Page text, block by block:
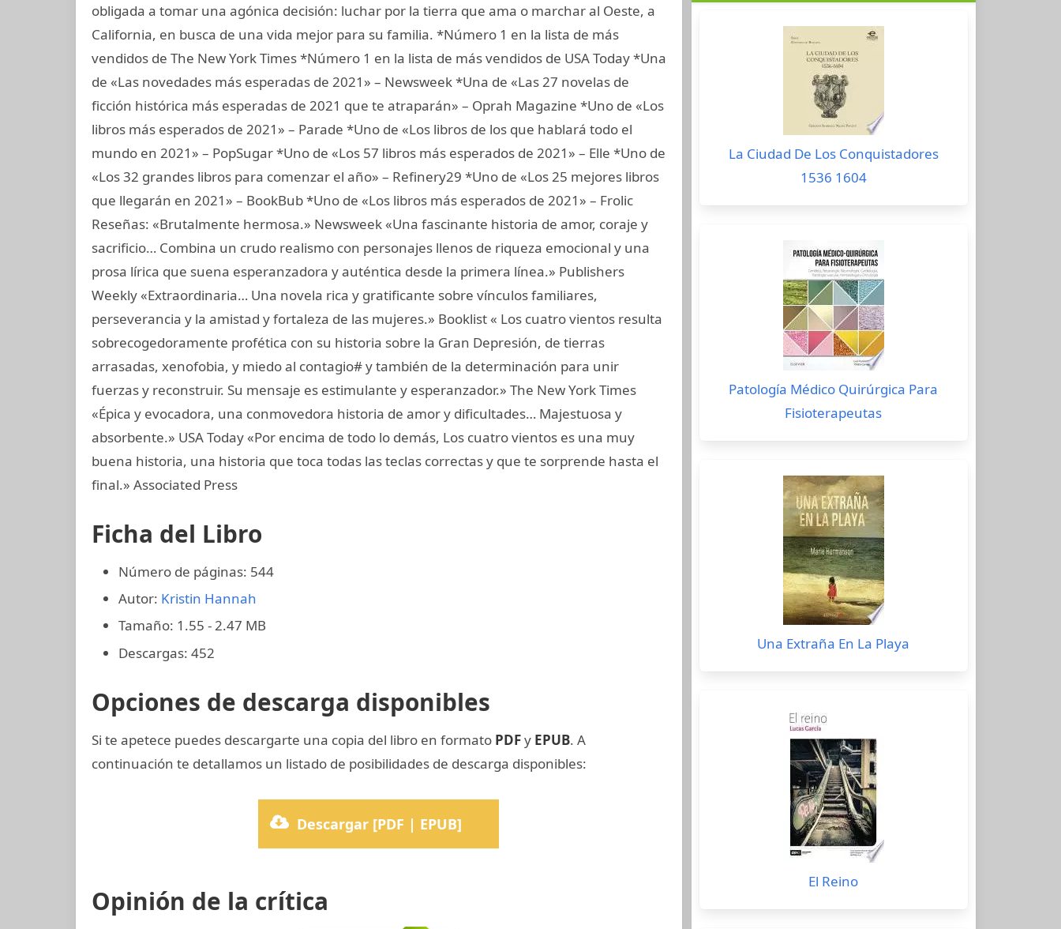
obligada a tomar una agónica decisión: luchar por la tierra que ama o marchar al Oeste, a
California, en busca de una vida mejor para su familia. *Número 1 en la lista de más
vendidos de The New York Times *Número 1 en la lista de más vendidos de USA Today *Una
de «Las novedades más esperadas de 2021» – Newsweek *Una de «Las 27 novelas de
ficción histórica más esperadas de 2021 que te atraparán» – Oprah Magazine *Uno de «Los
libros más esperados de 2021» – Parade *Uno de «Los libros de los que hablará todo el
mundo en 2021» – PopSugar *Uno de «Los 57 libros más esperados de 2021» – Elle *Uno de
«Los 32 grandes libros para comenzar el año» – Refinery29 *Uno de «Los 25 mejores libros
que llegarán en 2021» – BookBub *Uno de «Los libros más esperados de 2021» – Frolic
Reseñas: «Brutalmente hermosa.» Newsweek «Una fascinante historia de amor, coraje y
sacrificio… Combina un crudo realismo con personajes llenos de riqueza emocional y una
prosa lírica que suena esperanzadora y auténtica desde la primera línea.» Publishers
Weekly «Extraordinaria… Una novela rica y gratificante sobre vínculos familiares,
perseverancia y la amistad y fortaleza de las mujeres.» Booklist « Los cuatro vientos resulta
sobrecogedoramente profética con su historia sobre la Gran Depresión, de tierras
arrasadas, xenofobia, y miedo al contagio# y también de la determinación para unir
fuerzas y reconstruir. Su mensaje es estimulante y esperanzador.» The New York Times
«Épica y evocadora, una conmovedora historia de amor y dificultades… Majestuosa y
absorbente.» USA Today «Por encima de todo lo demás, Los cuatro vientos es una muy
buena historia, una historia que toca todas las teclas correctas y que te sorprende hasta el
final.» Associated Press
Ficha del Libro
Número de páginas: 544
Autor: Kristin Hannah
Tamaño: 1.55 - 2.47 MB
Descargas: 452
Opciones de descarga disponibles
Si te apetece puedes descargarte una copia del libro en formato PDFy EPUB. A
continuación te detallamos un listado de posibilidades de descarga disponibles:
Descargar [PDF | EPUB]
Opinión de la crítica
La Ciudad De Los Conquistadores
1536 1604
Patología Médico Quirúrgica Para
Fisioterapeutas
Una Extraña En La Playa
El Reino